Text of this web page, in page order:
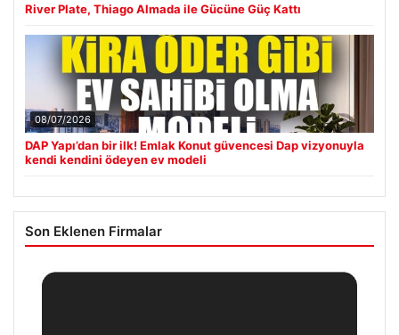
River Plate, Thiago Almada ile Gücüne Güç Kattı
08/07/2026
DAP Yapı’dan bir ilk! Emlak Konut güvencesi Dap vizyonuyla
kendi kendini ödeyen ev modeli
Son Eklenen Firmalar